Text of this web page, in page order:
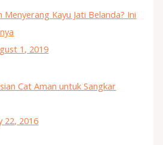
Menyerang Kayu Jati Belanda? Ini
1, 2019
Cat Aman untuk Sangkar
22, 2016